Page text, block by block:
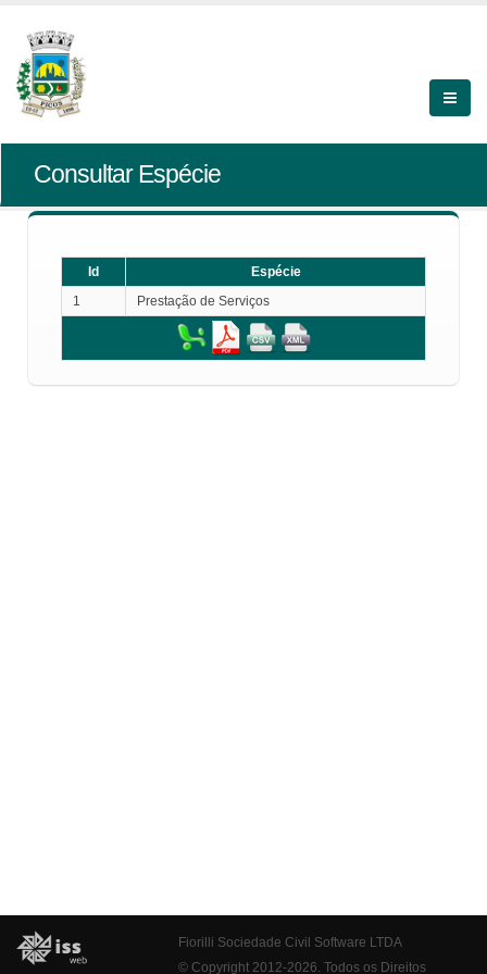
Consultar Espécie
Id
Espécie
1
Prestação de Serviços
Fiorilli Sociedade Civil Software LTDA
© Copyright 2012-2026. Todos os Direitos